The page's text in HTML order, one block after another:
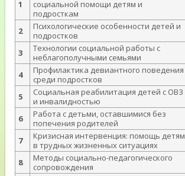
1
социальной помощи детям и
подросткам
2
Психологические особенности детей и
подростков
3
Технологии социальной работы с
неблагополучными семьями
4
Профилактика девиантного поведения
среди подростков
5
Социальная реабилитация детей с ОВЗ
и инвалидностью
6
Работа с детьми, оставшимися без
попечения родителей
7
Кризисная интервенция: помощь детям
в трудных жизненных ситуациях
8
Методы социально-педагогического
сопровождения